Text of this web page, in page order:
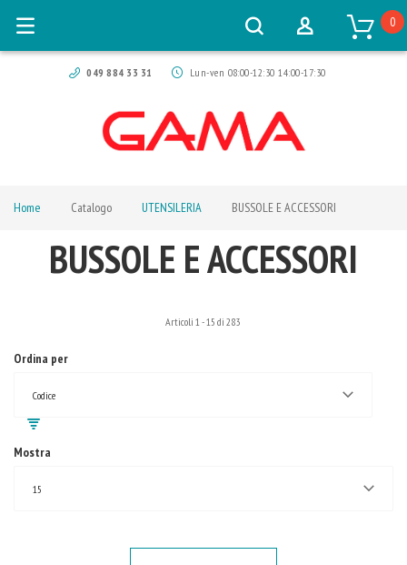
049 884 33 31 Lun-ven 08:00-12:30 14:00-17:30
0
Home Catalogo UTENSILERIA BUSSOLE E ACCESSORI
BUSSOLE E ACCESSORI
Ordina per
Codice
Articoli 1 -15 di 283
Mostra
15